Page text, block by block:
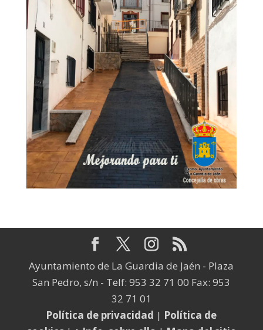
Ayuntamiento de La Guardia de Jaén - Plaza
San Pedro, s/n - Telf: 953 32 71 00 Fax: 953
32 71 01
Política de privacidad | Política de